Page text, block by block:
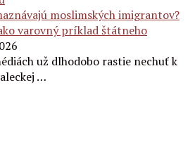
moslimských imigrantov?
varovný príklad štátneho
už dlhodobo rastie nechuť k
…